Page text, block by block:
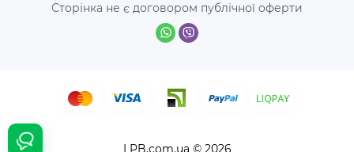
Сторінка не є договором публічної оферти
LPB.com.ua © 2026